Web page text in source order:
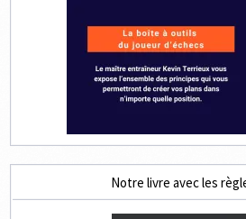
Notre livre avec les